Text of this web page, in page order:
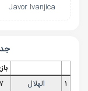
Javor Ivanjica
1 الهلال 7